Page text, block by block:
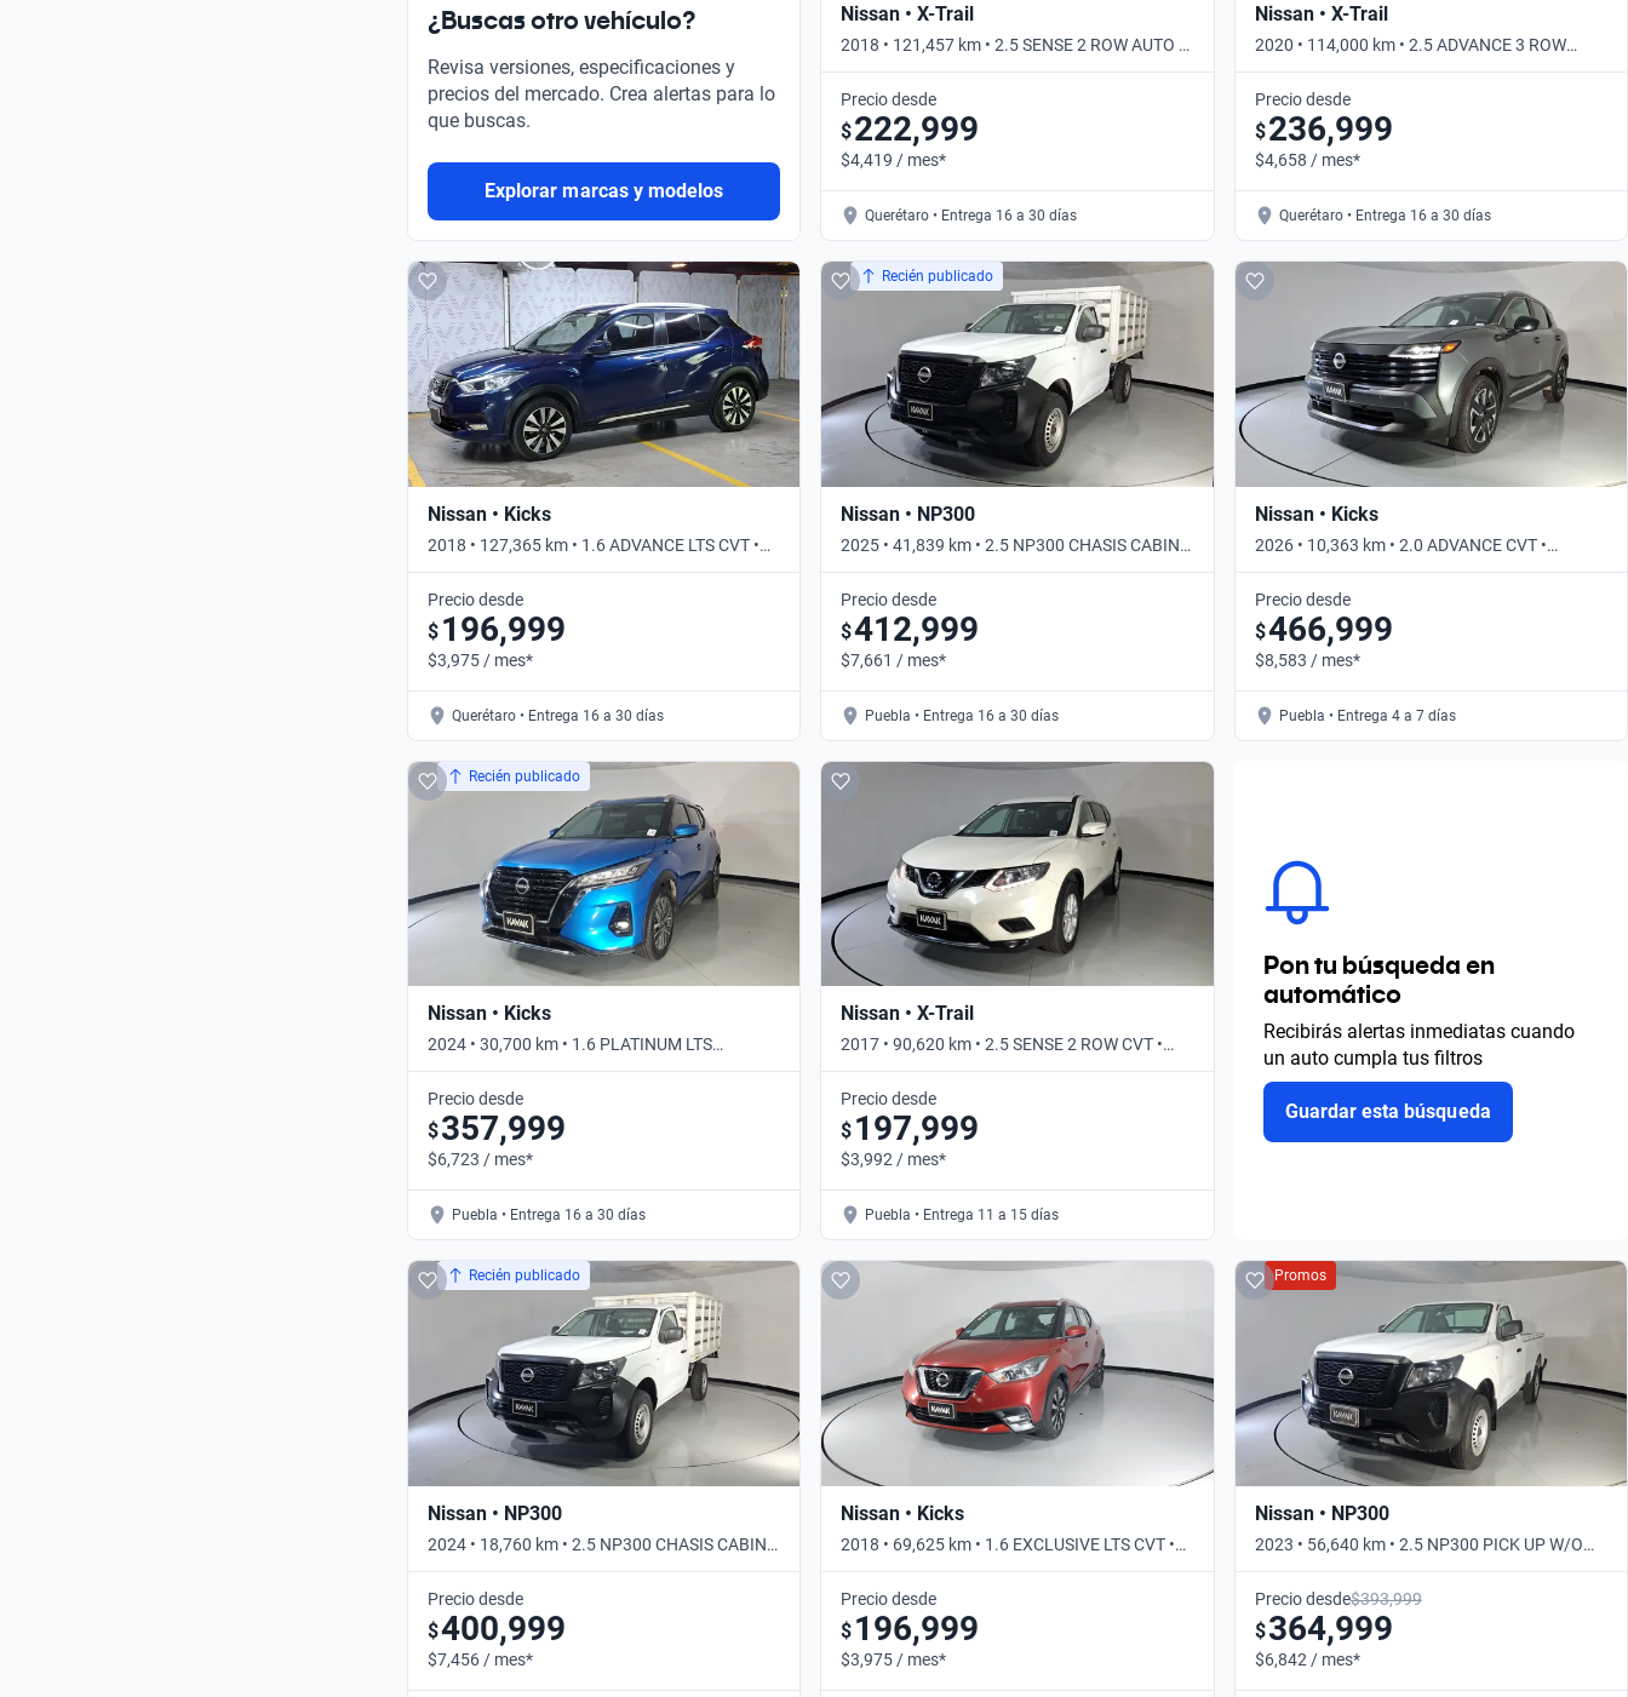
¿Buscas otro vehículo?
Revisa versiones, especificaciones y
precios del mercado. Crea alertas para lo
que buscas.
Explorar marcas y modelos
Nissan • X-Trail
2018 • 121,457 km • 2.5 SENSE 2 ROW AUTO •
Automático
Precio desde
$222,999
$4,419 / mes*
Querétaro • Entrega 16 a 30 días
Nissan • X-Trail
2020 • 114,000 km • 2.5 ADVANCE 3 ROW
AUTO • Automático
Precio desde
$236,999
$4,658 / mes*
Querétaro • Entrega 16 a 30 días
Nissan • Kicks
2018 • 127,365 km • 1.6 ADVANCE LTS CVT •
Automático
Precio desde
$ 196,999
$3,975 / mes*
Querétaro • Entrega 16 a 30 días
Recién publicado
Nissan • NP300
2025 • 41,839 km • 2.5 NP300 CHASIS CABINA
VDC • Manual
Precio desde
$412,999
$7,661 / mes*
Puebla • Entrega 16 a 30 días
Nissan • Kicks
2026 • 10,363 km • 2.0 ADVANCE CVT •
Automático
Precio desde
$466,999
$8,583 / mes*
Puebla • Entrega 4 a 7 días
Recién publicado
Nissan • Kicks
2024 • 30,700 km • 1.6 PLATINUM LTS
XTRONIC • Automático
Precio desde
$357,999
$6,723 / mes*
Puebla • Entrega 16 a 30 días
Nissan • X-Trail
2017 • 90,620 km • 2.5 SENSE 2 ROW CVT •
Automático
Precio desde
$ 197,999
$3,992 / mes*
Puebla • Entrega 11 a 15 días
Pon tu búsqueda en
automático
Recibirás alertas inmediatas cuando
un auto cumpla tus filtros
Guardar esta búsqueda
Recién publicado
Nissan • NP300
2024 • 18,760 km • 2.5 NP300 CHASIS CABINA
• Manual
Precio desde
$400,999
$7,456 / mes*
Nissan • Kicks
2018 • 69,625 km • 1.6 EXCLUSIVE LTS CVT •
Automático
Precio desde
$ 196,999
$3,975 / mes*
Promos
Nissan • NP300
2023 • 56,640 km • 2.5 NP300 PICK UP W/O
RADIO • Manual
Precio desde$393,999
$364,999
$6,842 / mes*